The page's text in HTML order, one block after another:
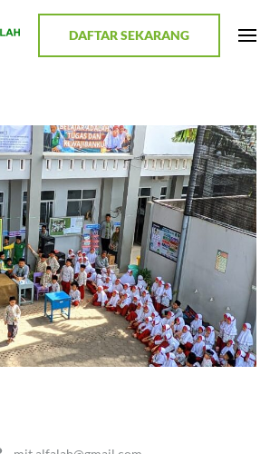
AL FALAH
dan Berkualitas
DAFTAR SEKARANG